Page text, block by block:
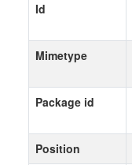
Id
Mimetype
Package id
Position